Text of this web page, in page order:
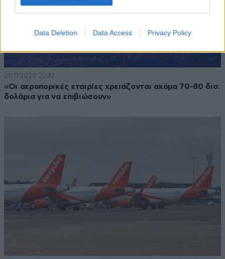
Data Deletion Data Access Privacy Policy
20·11·2020 22:32
«Οι αεροπορικές εταιρίες χρειάζονται ακόμα 70-80 δισ.
δολάρια για να επιβιώσουν»